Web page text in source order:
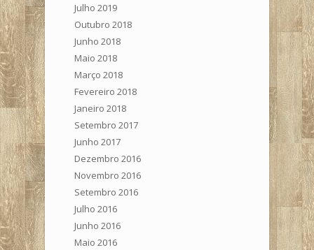
Julho 2019
Outubro 2018
Junho 2018
Maio 2018
Março 2018
Fevereiro 2018
Janeiro 2018
Setembro 2017
Junho 2017
Dezembro 2016
Novembro 2016
Setembro 2016
Julho 2016
Junho 2016
Maio 2016